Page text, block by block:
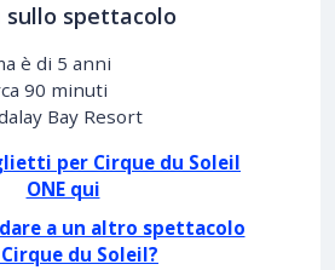
spettacolo
è di 5 anni
90 minuti
Bay Resort
per Cirque du Soleil
ONE qui
a un altro spettacolo
du Soleil?